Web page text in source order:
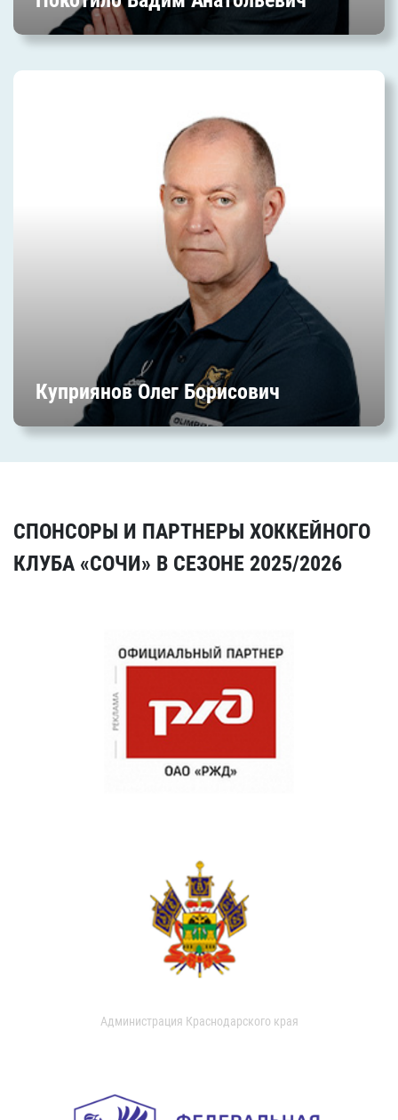
Куприянов Олег Борисович
Советник генерального директора
СПОНСОРЫ И ПАРТНЕРЫ ХОККЕЙНОГО
КЛУБА «СОЧИ» В СЕЗОНЕ 2025/2026
Администрация Краснодарского края